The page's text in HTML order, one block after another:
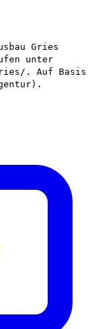
Gries
unter
. Auf Basis